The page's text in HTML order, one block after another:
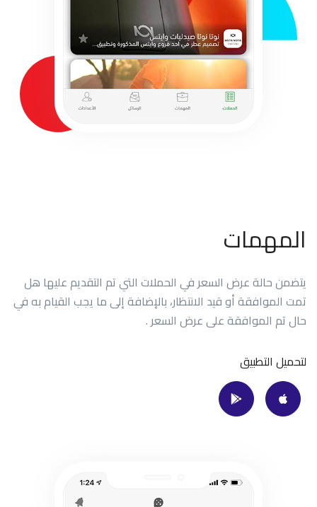
المهمات
يتضمن حالة عرض السعر في الحملات التي تم التقديم عليها هل
تمت الموافقة أو قيد الانتظار، بالإضافة إلى ما يجب القيام به في
حال تم الموافقة على عرض السعر .
لتحميل التطبيق